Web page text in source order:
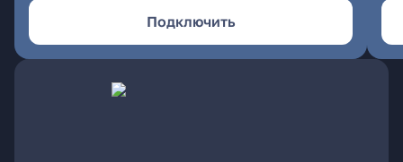
Подключить